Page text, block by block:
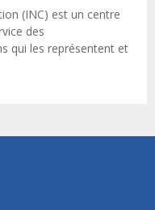
(INC) est un centre
des
qui les représentent et